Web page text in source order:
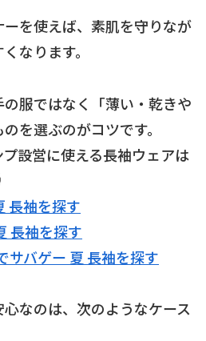
を使えば、素肌を守りなが
なります。
服ではなく「薄い・乾きや
を選ぶのがコツです。
設営に使える長袖ウェアは
長袖を探す
長袖を探す
バゲー 夏 長袖を探す
なのは、次のようなケース